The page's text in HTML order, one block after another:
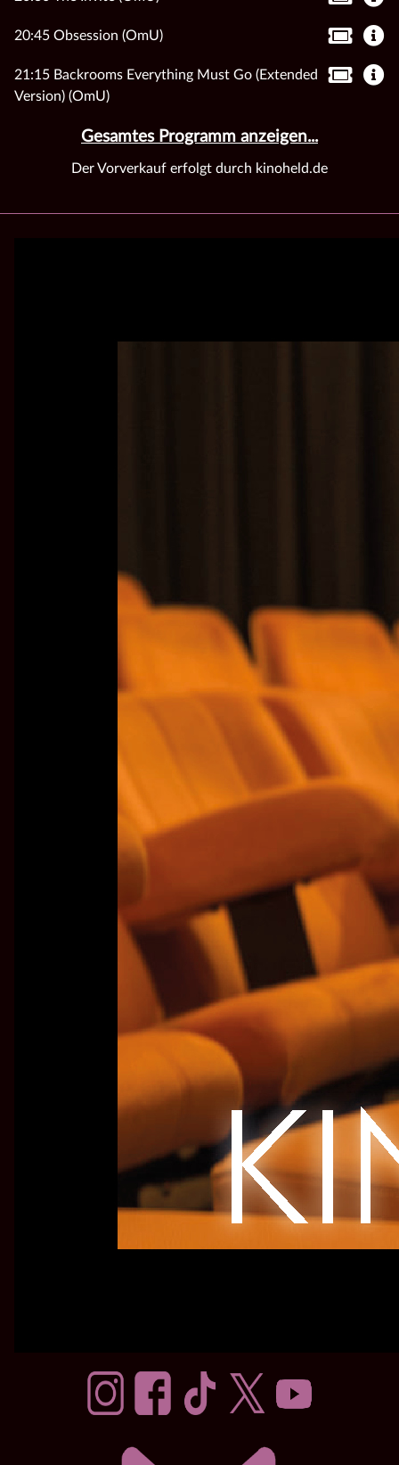
20:45 Obsession (OmU)
21:15 Backrooms Everything Must Go (Extended
Version) (OmU)
Gesamtes Programm anzeigen...
Der Vorverkauf erfolgt durch kinoheld.de